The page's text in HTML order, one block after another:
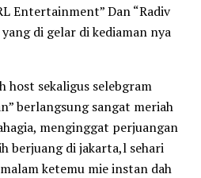
Entertainment” Dan “Radiv
di gelar di kediaman nya
host sekaligus selebgram
berlangsung sangat meriah
menginggat perjuangan
berjuang di jakarta,l sehari
ketemu mie instan dah